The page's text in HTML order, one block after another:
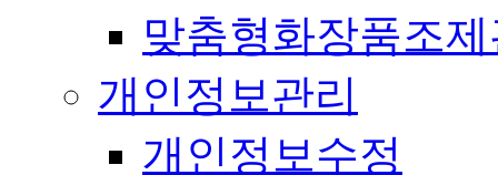
맞춤형화장품조
개인정보관리
개인정보수정